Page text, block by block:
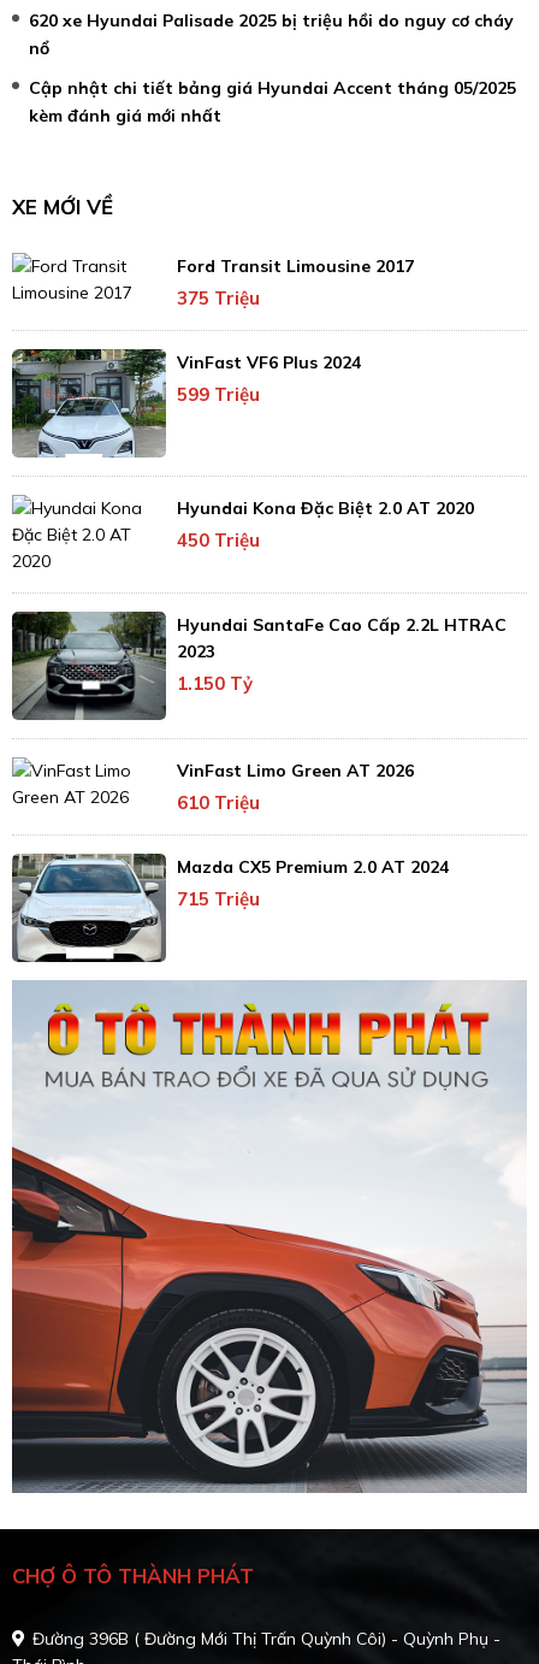
620 xe Hyundai Palisade 2025 bị triệu hồi do nguy cơ cháy
nổ
Cập nhật chi tiết bảng giá Hyundai Accent tháng 05/2025
kèm đánh giá mới nhất
XE MỚI VỀ
Ford Transit Limousine 2017
375 Triệu
VinFast VF6 Plus 2024
599 Triệu
Hyundai Kona Đặc Biệt 2.0 AT 2020
450 Triệu
Hyundai SantaFe Cao Cấp 2.2L HTRAC
2023
1.150 Tỷ
VinFast Limo Green AT 2026
610 Triệu
Mazda CX5 Premium 2.0 AT 2024
715 Triệu
CHỢ Ô TÔ THÀNH PHÁT
Đường 396B ( Đường Mới Thị Trấn Quỳnh Côi) - Quỳnh Phụ -